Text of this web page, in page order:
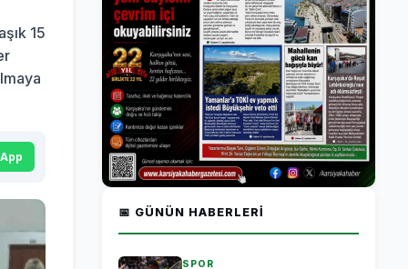
15
📅 GÜNÜN HABERLERI
SPOR